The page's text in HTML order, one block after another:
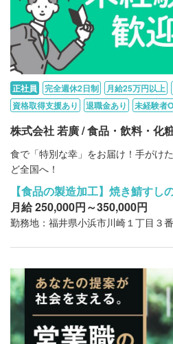
正社員 完全週休2日制 月給25万円以上
資格取得支援あり
退職金あり 未経験者
株式会社 若廣 / 食品・飲料・化
食で「特別な幸」をお届け！手がけ
ど全国へ！
【食品の製造加工】焼き鯖すし
月給 250,000円～350,000円
勤務地：福井県小浜市川崎１丁目３